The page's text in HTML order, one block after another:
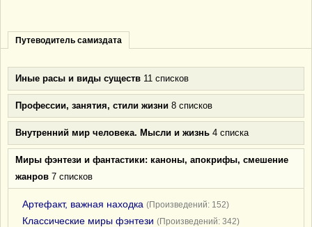
Путеводитель самиздата
Иные расы и виды существ 11 списков
Профессии, занятия, стили жизни 8 списков
Внутренний мир человека. Мысли и жизнь 4 списка
Миры фэнтези и фантастики: каноны, апокрифы, смешение
жанров 7 списков
Артефакт, важная находка (Произведений: 152)
Классические миры фэнтези (Произведений: 342)